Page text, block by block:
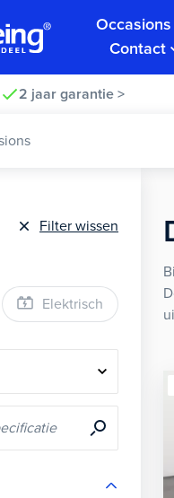
Occasions
Contact
2 jaar garantie >
Filter wissen
Elektrisch